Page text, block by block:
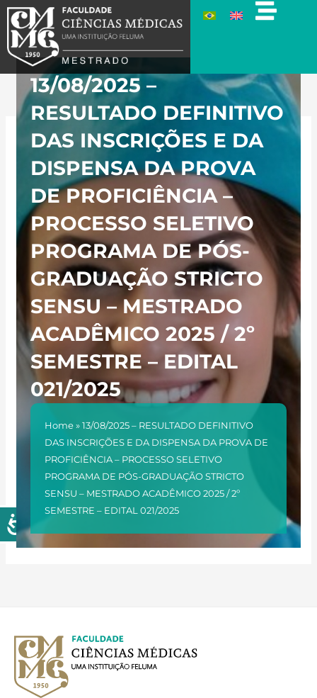
para
conteúdo
13/08/2025 –
RESULTADO DEFINITIVO
DAS INSCRIÇÕES E DA
DISPENSA DA PROVA
DE PROFICIÊNCIA –
PROCESSO SELETIVO
PROGRAMA DE PÓS-
GRADUAÇÃO STRICTO
SENSU – MESTRADO
ACADÊMICO 2025 / 2º
SEMESTRE – EDITAL
021/2025
Home »13/08/2025 – RESULTADO DEFINITIVO
DAS INSCRIÇÕES E DA DISPENSA DA PROVA DE
PROFICIÊNCIA – PROCESSO SELETIVO
PROGRAMA DE PÓS-GRADUAÇÃO STRICTO
SENSU – MESTRADO ACADÊMICO 2025 / 2º
SEMESTRE – EDITAL 021/2025